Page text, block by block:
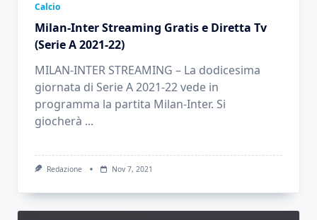
Calcio
Milan-Inter Streaming Gratis e Diretta Tv
(Serie A 2021-22)
MILAN-INTER STREAMING – La dodicesima
giornata di Serie A 2021-22 vede in
programma la partita Milan-Inter. Si
giocherà ...
Redazione Nov 7, 2021